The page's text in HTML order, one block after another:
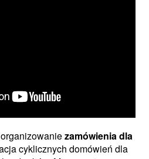
zamówienia dla
cyklicznych domówień dla